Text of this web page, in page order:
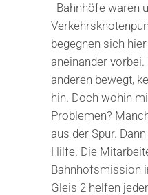
Bahnhöfe waren
begegnen sich
aneinander
anderen bewegt,
hin. Doch wohin
Problemen?
aus der Spur.
Hilfe. Die
Bahnhofsmission
Gleis 2 helfen